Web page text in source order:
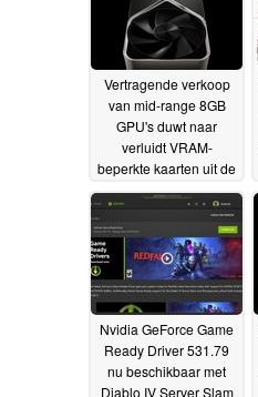
Vertragende verkoop
van mid-range 8GB
GPU's duwt naar
verluidt VRAM-
beperkte kaarten uit de
overweging van de
consument
11-05-2023
Nvidia GeForce Game
Ready Driver 531.79
nu beschikbaar met
Diablo IV Server Slam